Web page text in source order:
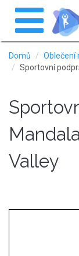
Přejít
hlavnímu
obsahu
Toggle
navigation
Domů
Oblečení
Sportovní
Valley